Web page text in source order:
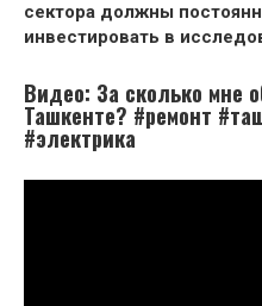
сектора должны
инвестировать в
Видео: За сколько мне
Ташкенте? #ремонт
#электрика